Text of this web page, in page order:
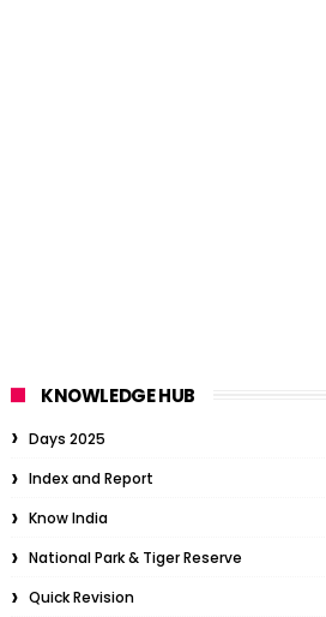
KNOWLEDGE HUB
Days 2025
Index and Report
Know India
National Park & Tiger Reserve
Quick Revision